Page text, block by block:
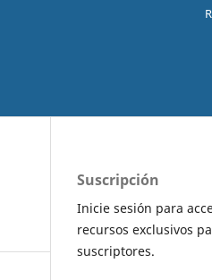
Suscripción
Inicie sesión para
recursos exclusivos
suscriptores.